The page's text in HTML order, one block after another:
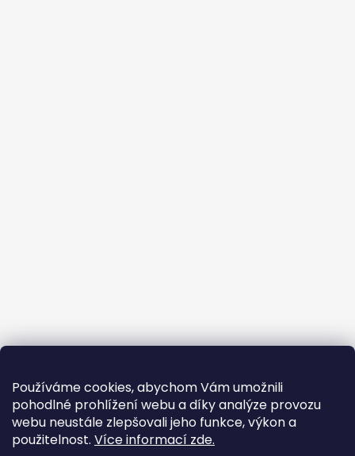
Používáme cookies, abychom Vám umožnili
pohodlné prohlížení webu a díky analýze provozu
webu neustále zlepšovali jeho funkce, výkon a
použitelnost. Více informací zde.